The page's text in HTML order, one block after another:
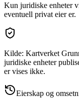
Kun juridiske enheter
eventuell privat eier er.
Kilde: Kartverket
juridiske enheter
er vises ikke.
Eierskap og